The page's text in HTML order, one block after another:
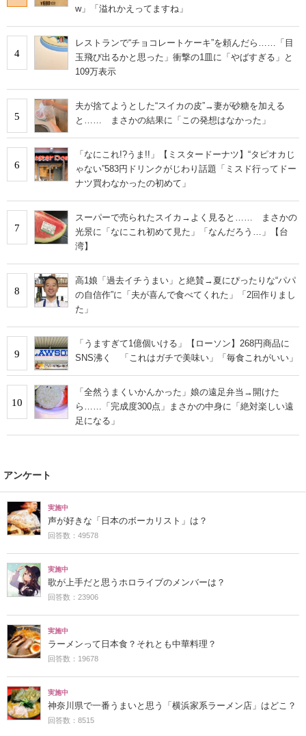
w」「溢れかえってますね」
4
レストランで“チョコレートケーキ”を頼んだら……「目
玉飛び出るかと思った」衝撃の1皿に「やばすぎる」と
109万表示
5
夫が捨てようとした“スイカの皮”→妻が砂糖を加える
と…… まさかの結果に「この発想はなかった」
6
「なにこれ!?うま!!」【ミスタードーナツ】“タピオカじ
ゃない”583円ドリンクがじわり話題「ミスド行ってドー
ナツ買わなかったの初めて」
7
スーパーで売られたスイカ→よく見ると…… まさかの
光景に「なにこれ初めて見た」「なんだろう…」【台
湾】
8
高1娘「過去イチうまい」と絶賛→夏にぴったりな“パパ
の自信作”に「夫が喜んで食べてくれた」「2回作りまし
た」
9
「うますぎて1億個いける」【ローソン】268円商品に
SNS沸く 「これはガチで美味い」「毎食これがいい」
10
「全然うまくいかんかった」娘の遠足弁当→開けた
ら……「完成度300点」まさかの中身に「絶対楽しい遠
足になる」
アンケート
実施中
声が好きな「日本のボーカリスト」は？
回答数：49578
実施中
歌が上手だと思うホロライブのメンバーは？
回答数：23906
実施中
ラーメンって日本食？それとも中華料理？
回答数：19678
実施中
神奈川県で一番うまいと思う「横浜家系ラーメン店」はどこ？
回答数：8515